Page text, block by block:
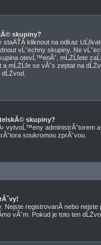
skupiny?
kliknout na odkaz
vĹˇechny skupiny. Ne
otevĹ™enĂˇ, mĹŻĹľete
a mĹŻĹľe se vĂˇs zeptat na
skupiny?
vytvoĹ™eny administrĂˇtorem
soukromou zprĂˇvou.
registrovanĂ­ nebo nejste
vĂˇm. Pokud je toto ten